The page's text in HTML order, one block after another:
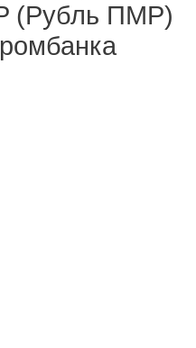
(Рубль ПМР)